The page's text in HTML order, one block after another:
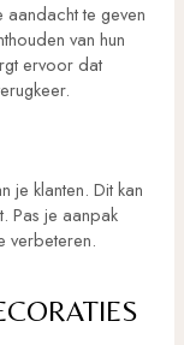
te geven
van hun
ervoor dat
je klanten. Dit kan
Pas je aanpak
verbeteren.